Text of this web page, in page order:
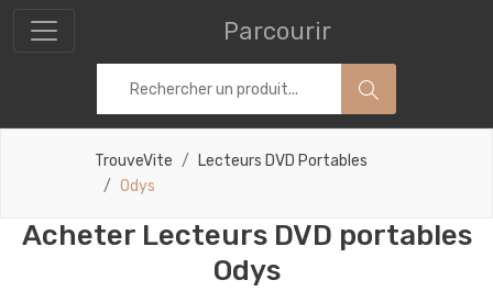
Parcourir
TrouveVite
Lecteurs DVD Portables
Odys
Acheter Lecteurs DVD portables
Odys